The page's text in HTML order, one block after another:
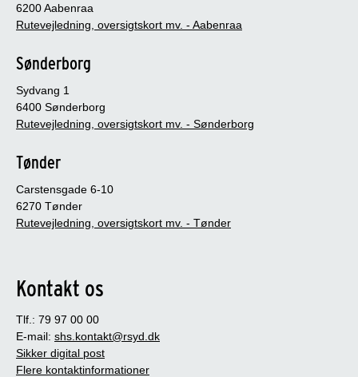
6200 Aabenraa
Rutevejledning, oversigtskort mv. - Aabenraa
Sønderborg
Sydvang 1
6400 Sønderborg
Rutevejledning, oversigtskort mv. - Sønderborg
Tønder
Carstensgade 6-10
6270 Tønder
Rutevejledning, oversigtskort mv. - Tønder
Kontakt os
Tlf.: 79 97 00 00
E-mail: shs.kontakt@rsyd.dk
Sikker digital post
Flere kontaktinformationer